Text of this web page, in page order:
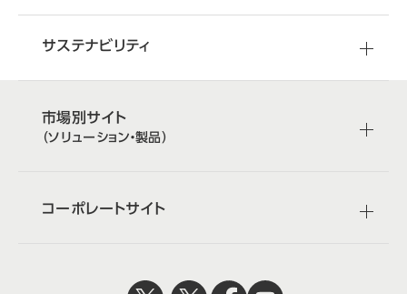
サステナビリティ
市場別サイト
（ソリューション・製品）
コーポレートサイト